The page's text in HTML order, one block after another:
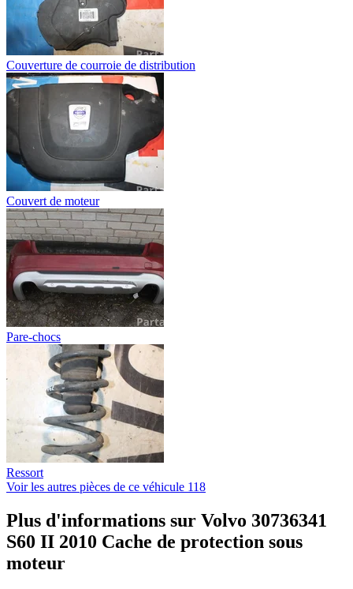
Couverture de courroie de distribution
Couvert de moteur
Pare-chocs
Ressort
Voir les autres pièces de ce véhicule 118
Plus d'informations sur Volvo 30736341
S60 II 2010 Cache de protection sous
moteur